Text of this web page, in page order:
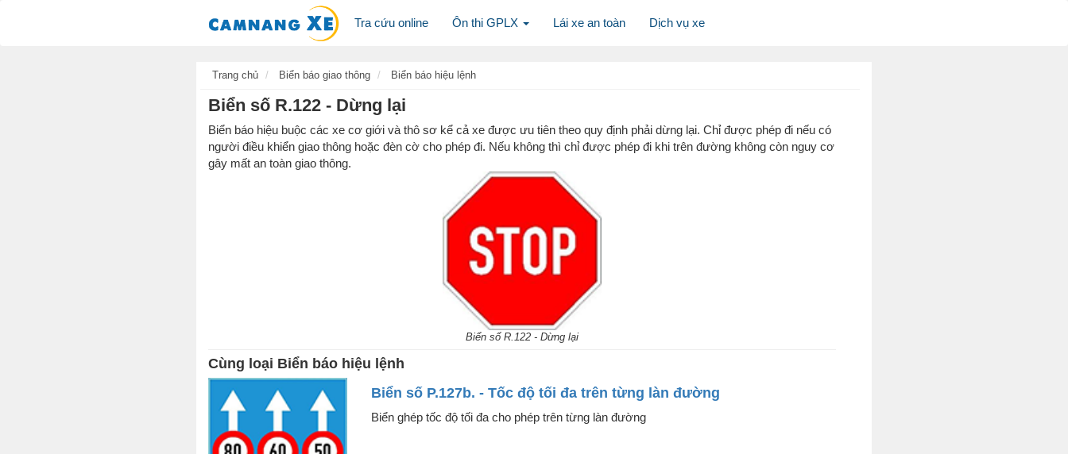
Tra cứu online Ôn thi GPLX Lái xe an toàn Dịch vụ xe
Trang chủ Biển báo giao thông Biển báo hiệu lệnh
Biển số R.122 - Dừng lại
Biển báo hiệu buộc các xe cơ giới và thô sơ kể cả xe được ưu tiên theo quy định phải dừng lại. Chỉ được phép đi nếu có
người điều khiển giao thông hoặc đèn cờ cho phép đi. Nếu không thì chỉ được phép đi khi trên đường không còn nguy cơ
gây mất an toàn giao thông.
Biển số R.122 - Dừng lại
Cùng loại Biển báo hiệu lệnh
Biển số P.127b. - Tốc độ tối đa trên từng làn đường
Biển ghép tốc độ tối đa cho phép trên từng làn đường